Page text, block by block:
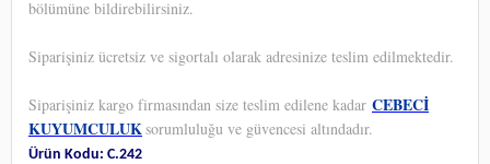
bölümüne bildirebilirsiniz.
Siparişiniz ücretsiz ve sigortalı olarak adresinize teslim edilmektedir.
Siparişiniz kargo firmasından size teslim edilene kadar CEBECİ
KUYUMCULUKsorumluluğu ve güvencesi altındadır.
Ürün Kodu: C.242